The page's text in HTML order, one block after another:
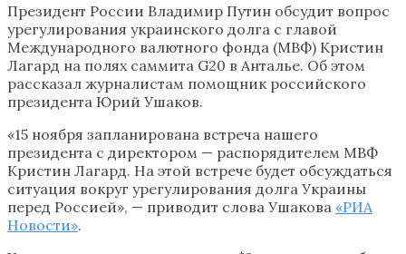
​Президент России Владимир Путин обсудит вопрос
урегулирования украинского долга с главой
Международного валютного фонда (МВФ) Кристин
Лагард на полях саммита G20 в Анталье. Об этом
рассказал журналистам помощник российского
президента Юрий Ушаков.
«15 ноября запланирована встреча нашего
президента с директором — распорядителем МВФ
Кристин Лагард. На этой встрече будет обсуждаться
ситуация вокруг урегулирования долга Украины
перед Россией», — приводит слова Ушакова «РИА
Новости».